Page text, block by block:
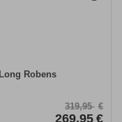
Robens
319,95 €
269,95 €